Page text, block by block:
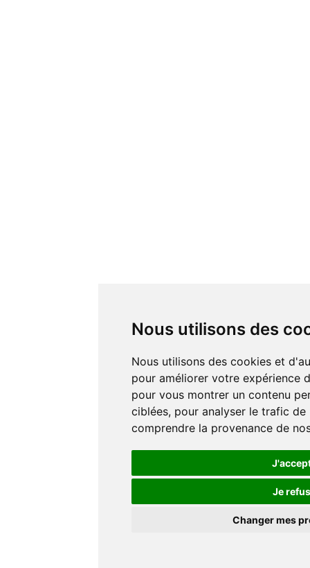
Nous utilisons des
Nous utilisons des cookies et d'autres technologies de suivi
pour améliorer votre expérience
pour vous montrer un contenu
ciblées, pour analyser le trafic
comprendre la provenance de
Je
Changer mes